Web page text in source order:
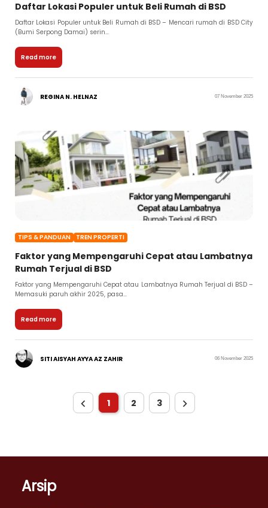
Daftar Lokasi Populer untuk Beli Rumah di BSD
Daftar Lokasi Populer untuk Beli Rumah di BSD – Mencari rumah di BSD City
(Bumi Serpong Damai) serin...
Read more
REGINA N. HELNAZ 07 November 2025
TIPS & PANDUAN TREN PROPERTI
Faktor yang Mempengaruhi Cepat atau Lambatnya
Rumah Terjual di BSD
Faktor yang Mempengaruhi Cepat atau Lambatnya Rumah Terjual di BSD –
Memasuki paruh akhir 2025, pasa...
Read more
SITI AISYAH AYYA AZ ZAHIR 06 November 2025
1 2 3
Arsip